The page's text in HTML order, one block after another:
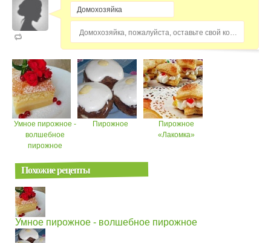
Домохозяйка, пожалуйста, оставьте свой комментарий...
Умное пирожное -
волшебное
пирожное
Пирожное
Пирожное
«Лакомка»
Похожие рецепты
Умное пирожное - волшебное пирожное